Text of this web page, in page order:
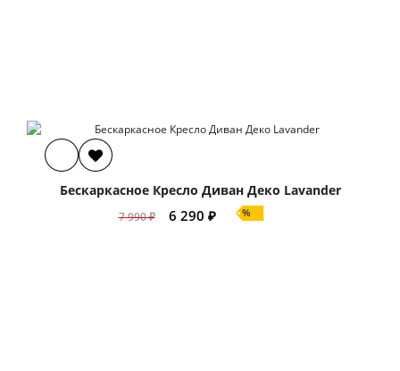
Бескаркасное Кресло Диван Деко Lavander
7 990 ₽ 6 290 ₽ %